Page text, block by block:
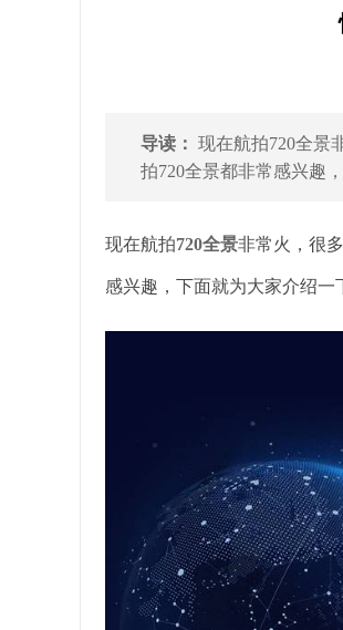
导读： 现在航拍720全景
拍720全景都非常感兴趣
现在航拍720全景非常火，很
感兴趣，下面就为大家介绍一